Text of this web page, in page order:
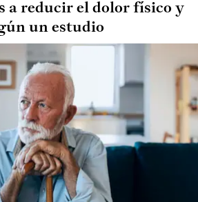
a reducir el dolor físico y
un estudio